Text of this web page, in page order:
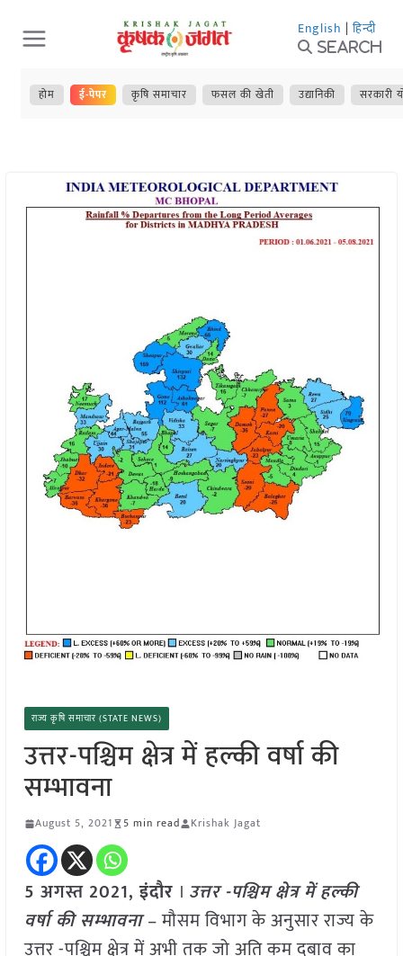
Skip
to
content
English | हिन्दी
Search
होम ई-पेपर कृषि समाचार फसल की खेती उद्यानिकी सरकारी
राज्य कृषि समाचार (STATE NEWS)
उत्तर-पश्चिम क्षेत्र में हल्की वर्षा की
सम्भावना
August 5, 2021 5 min read Krishak Jagat
5 अगस्त 2021,इंदौर । उत्तर -पश्चिम क्षेत्र में हल्की
वर्षा की सम्भावना – मौसम विभाग के अनुसार राज्य के